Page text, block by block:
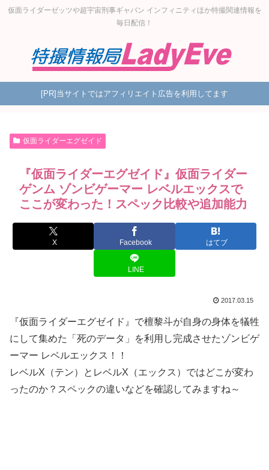
仮面ライダーゼッツや超宇宙刑事ギャバン インフィニティほか特撮関連情報を
毎日配信！
[PR]当サイトではアフィリエイト広告を利用してます
仮面ライダーエグゼイド
『仮面ライダーエグゼイド』仮面ライダー
ゲンム ゾンビゲーマー レベルエックスで
ここが変わった！スペック比較や追加能力
X Facebook はてブ
LINE
2017.03.15
『仮面ライダーエグゼイド』で檀黎斗が自身の身体を犠牲
にして集めた「死のデータ」を利用し完成させたゾンビゲ
ーマー レベルエックス！！
レベルX（テン）とレベルX（エックス）ではどこが変わ
ったのか？スペックの違いなどを確認してみますね～